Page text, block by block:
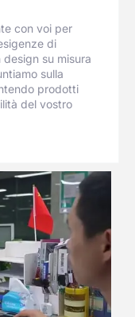
con voi per
di
su misura
sulla
prodotti
del vostro